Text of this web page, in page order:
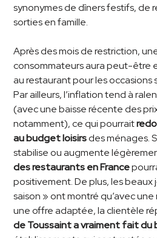
synonymes de dîners festifs, de
sorties en famille.
Après des mois de restriction,
consommateurs aura peut-être
au restaurant pour les
Par ailleurs, l’inflation tend à
(avec une baisse récente des
notamment), ce qui pourrait
au budget loisirsdes ménages.
stabilise ou augmente
des restaurants en France
positivement. De plus, les beaux
saison » ont montré qu’avec
une offre adaptée, la clientèle
de Toussaint a vraiment fait du